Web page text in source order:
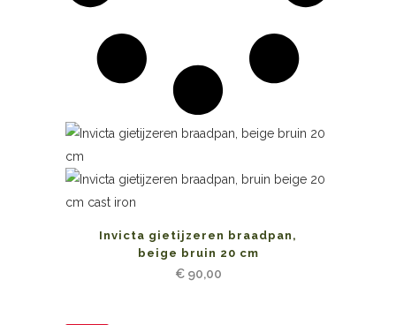
Invicta gietijzeren braadpan,
beige bruin 20 cm
€90,00